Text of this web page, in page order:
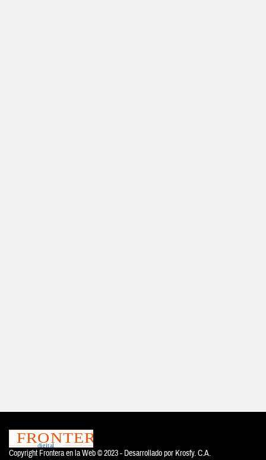
Copyright Frontera en la Web © 2023 - Desarrollado por Krosfy. C.A.